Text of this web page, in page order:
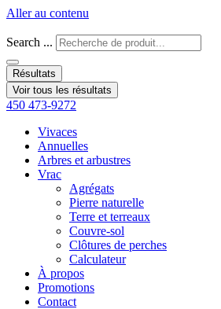
Aller au contenu
Search ...
Résultats
Voir tous les résultats
450 473-9272
Vivaces
Annuelles
Arbres et arbustres
Vrac
Agrégats
Pierre naturelle
Terre et terreaux
Couvre-sol
Clôtures de perches
Calculateur
À propos
Promotions
Contact